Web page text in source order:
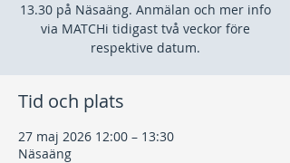
13.30 på Näsaäng. Anmälan och mer info
via MATCHi tidigast två veckor före
respektive datum.
Tid och plats
27 maj 2026 12:00 – 13:30
Näsaäng